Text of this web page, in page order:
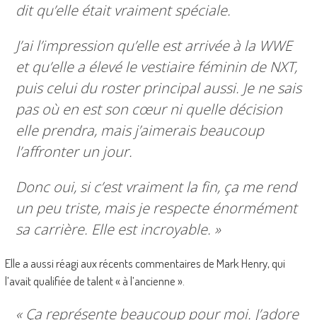
dit qu’elle était vraiment spéciale.
J’ai l’impression qu’elle est arrivée à la WWE
et qu’elle a élevé le vestiaire féminin de NXT,
puis celui du roster principal aussi. Je ne sais
pas où en est son cœur ni quelle décision
elle prendra, mais j’aimerais beaucoup
l’affronter un jour.
Donc oui, si c’est vraiment la fin, ça me rend
un peu triste, mais je respecte énormément
sa carrière. Elle est incroyable. »
Elle a aussi réagi aux récents commentaires de Mark Henry, qui
l’avait qualifiée de talent « à l’ancienne ».
« Ça représente beaucoup pour moi. J’adore